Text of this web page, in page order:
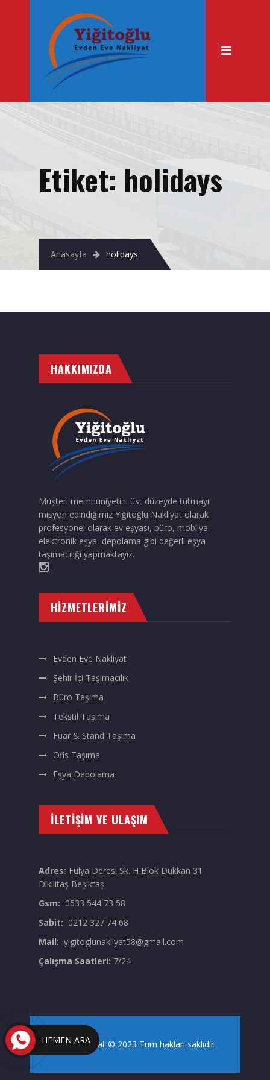
Hakkımızda
Hizmetlerimiz
Fuar & Stand Taşıma
Ofis Taşıma
Çalışmalarımızdan Kareler
İletişim
Etiket: holidays
Anasayfa holidays
HAKKIMIZDA
Müşteri memnuniyetini üst düzeyde tutmayı
misyon edindiğimiz Yiğitoğlu Nakliyat olarak
profesyonel olarak ev eşyası, büro, mobilya,
elektronik eşya, depolama gibi değerli eşya
taşımacılığı yapmaktayız.
HIZMETLERIMIZ
Evden Eve Nakliyat
Şehir İçi Taşımacılık
Büro Taşıma
Tekstil Taşıma
Fuar & Stand Taşıma
Ofis Taşıma
Eşya Depolama
İLETIŞIM VE ULAŞIM
Adres: Fulya Deresi Sk. H Blok Dükkan 31
Dikilitaş Beşiktaş
Gsm: 0533 544 73 58
Sabit: 0212 327 74 68
Mail: yigitoglunakliyat58@gmail.com
Çalışma Saatleri: 7/24
Yiğitoğlu Nakliyat © 2023 Tüm hakları saklıdır.
HEMEN ARA